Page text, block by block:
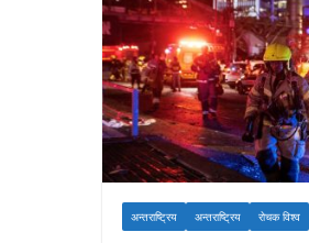
अन्तराष्ट्रिय अन्तराष्ट्रिय रोचक विश्व